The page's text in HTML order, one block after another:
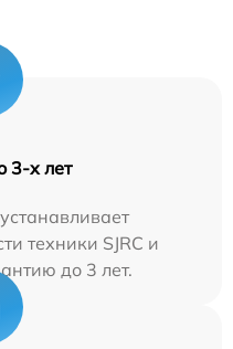
3-х лет
техники SJRC и
до 3 лет.